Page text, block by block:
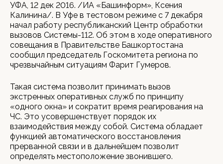
УФА, 12 дек 2016. /ИА «Башинформ», Ксения
Калинина/. В Уфе в тестовом режиме с 7 декабря
начал работу республиканский Центр обработки
вызовов Системы-112. Об этом в ходе оперативного
совещания в Правительстве Башкортостана
сообщил председатель Госкомитета региона по
чрезвычайным ситуациям Фарит Гумеров.
Такая система позволит принимать вызов
экстренных оперативных служб по принципу
«одного окна» и сократит время реагирования на
ЧС. Это усовершенствует порядок их
взаимодействия между собой. Система обладает
функцией автоматического восстановления
прерванной связи и в дальнейшем позволит
определять местоположение звонившего.